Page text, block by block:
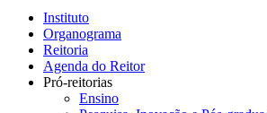
Instituto
Organograma
Reitoria
Agenda do Reitor
Pró-reitorias
Ensino